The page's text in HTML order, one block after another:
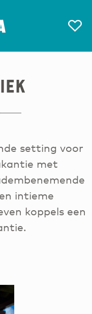
setting voor
met
intieme
koppels een